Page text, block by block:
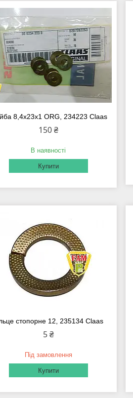
8,4х23х1 ORG, 234223 Claas
150 ₴
В наявності
Купити
стопорне 12, 235134 Claas
5 ₴
Під замовлення
Купити